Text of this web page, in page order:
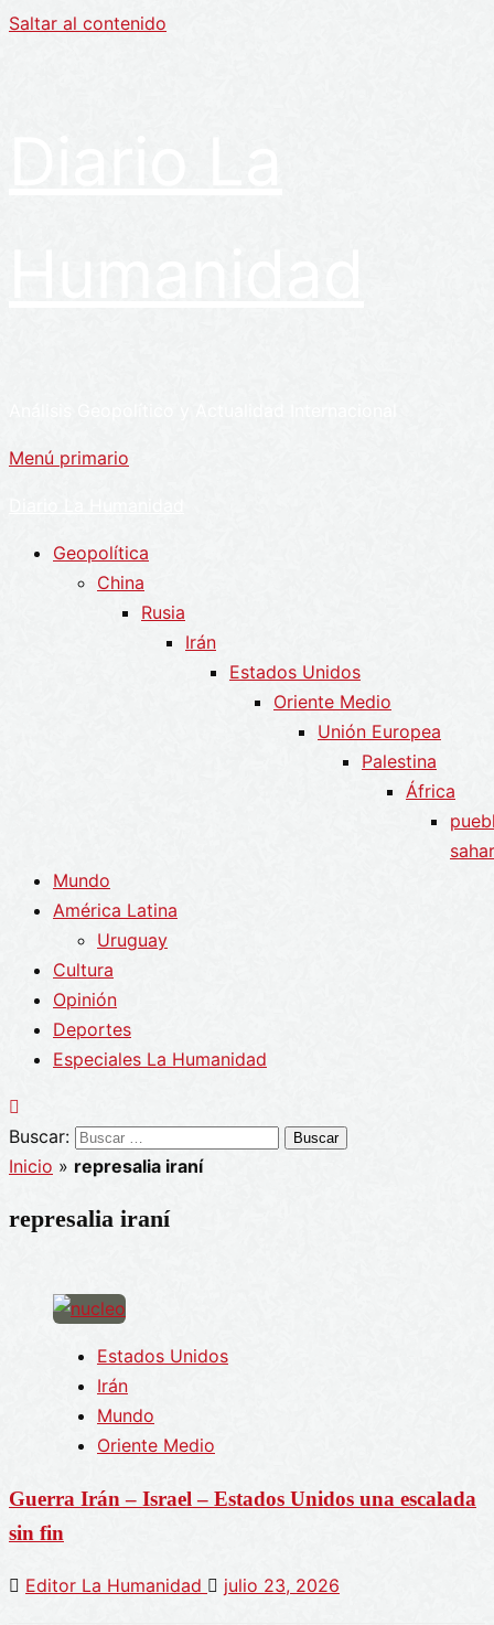
Saltar al contenido
Menú primario
Geopolítica
China
Rusia
Irán
Estados Unidos
Oriente Medio
Unión Europea
Palestina
África
Mundo
América Latina
Uruguay
Cultura
Opinión
Deportes
Especiales La Humanidad
Buscar:
Inicio » represalia iraní
represalia iraní
Estados Unidos
Irán
Mundo
Oriente Medio
Guerra Irán – Israel – Estados Unidos una escalada
sin fin
Editor La Humanidad julio 23, 2026